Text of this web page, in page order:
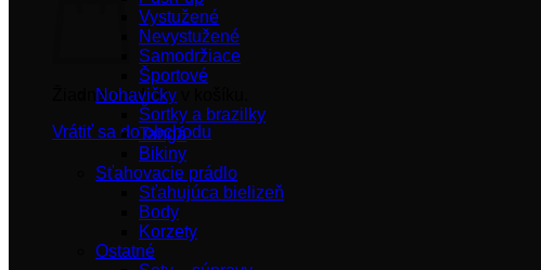
Žiadne produkty v košíku.
Vrátiť sa do obchodu
Vystužené
Nevystužené
Samodržiace
Športové
Nohavičky
Šortky a brazilky
Tangá
Bikiny
Sťahovacie prádlo
Sťahujúca bielizeň
Body
Korzety
Ostatné